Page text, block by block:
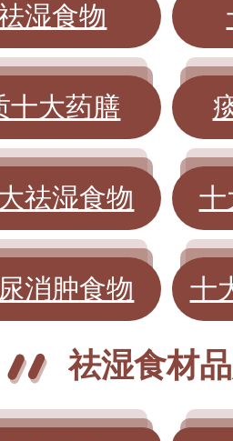
湿食物
十大药膳
祛湿食物 十
消肿食物 十
祛湿食材